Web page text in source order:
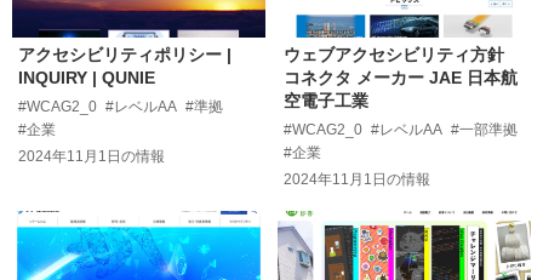
アクセシビリティポリシー |
INQUIRY | QUNIE
#WCAG2_0 #レベルAA #準拠
#企業
2024年11月1日 の情報
ウェブアクセシビリティ方針
コネクタ メーカー JAE 日本航
空電子工業
#WCAG2_0 #レベルAA #一部準拠
#企業
2024年11月1日 の情報